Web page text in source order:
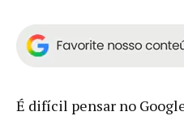
É difícil pensar no